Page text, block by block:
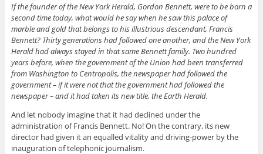
If the founder of the New York Herald, Gordon Bennett, were to be born a
second time today, what would he say when he saw this palace of
marble and gold that belongs to his illustrious descendant, Francis
Bennett? Thirty generations had followed one another, and the New York
Herald had always stayed in that same Bennett family. Two hundred
years before, when the government of the Union had been transferred
from Washington to Centropolis, the newspaper had followed the
government – if it were not that the government had followed the
newspaper – and it had taken its new title, the Earth Herald.
And let nobody imagine that it had declined under the
administration of Francis Bennett. No! On the contrary, its new
director had given it an equalled vitality and driving-power by the
inauguration of telephonic journalism.